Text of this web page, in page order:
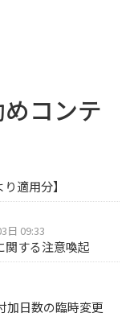
コンテ
適用分】
日 09:33
関する注意喚起
加日数の臨時変更